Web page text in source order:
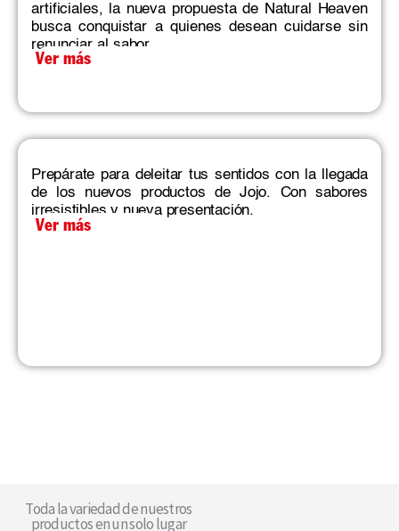
artificiales, la nueva propuesta de Natural Heaven
busca conquistar a quienes desean cuidarse sin
renunciar al sabor.
Ver más
Prepárate para deleitar tus sentidos con la llegada
de los nuevos productos de Jojo. Con sabores
irresistibles y nueva presentación.
Ver más
Toda la variedad de nuestros
productos en un solo lugar